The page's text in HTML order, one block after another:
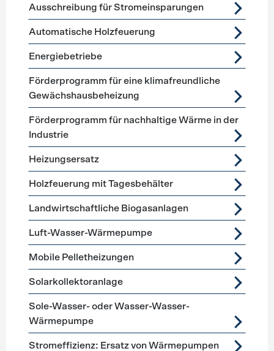
Ausschreibung für Stromeinsparungen
Automatische Holzfeuerung
Energiebetriebe
Förderprogramm für eine klimafreundliche
Gewächshausbeheizung
Förderprogramm für nachhaltige Wärme in der
Industrie
Heizungsersatz
Holzfeuerung mit Tagesbehälter
Landwirtschaftliche Biogasanlagen
Luft-Wasser-Wärmepumpe
Mobile Pelletheizungen
Solarkollektoranlage
Sole-Wasser- oder Wasser-Wasser-
Wärmepumpe
Stromeffizienz: Ersatz von Wärmepumpen